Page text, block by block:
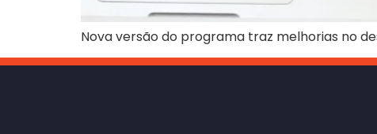
Nova versão do programa traz melhorias no